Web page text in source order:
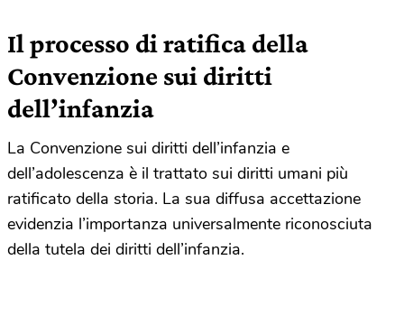
Il processo di ratifica della
Convenzione sui diritti
dell’infanzia
La Convenzione sui diritti dell’infanzia e
dell’adolescenza è il trattato sui diritti umani più
ratificato della storia. La sua diffusa accettazione
evidenzia l’importanza universalmente riconosciuta
della tutela dei diritti dell’infanzia.